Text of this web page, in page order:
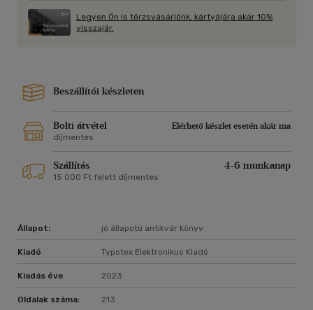
Legyen Ön is törzsvásárlónk, kártyájára akár 10%
visszajár.
Beszállítói készleten
Bolti átvétel
Elérhető készlet esetén akár ma
díjmentes
Szállítás 4-6 munkanap
15 000 Ft felett díjmentes
Állapot: jó állapotú antikvár könyv
Kiadó Typotex Elektronikus Kiadó
Kiadás éve 2023
Oldalak száma: 213